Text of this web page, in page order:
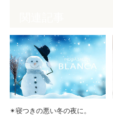
✴︎寝つきの悪い冬の夜に。